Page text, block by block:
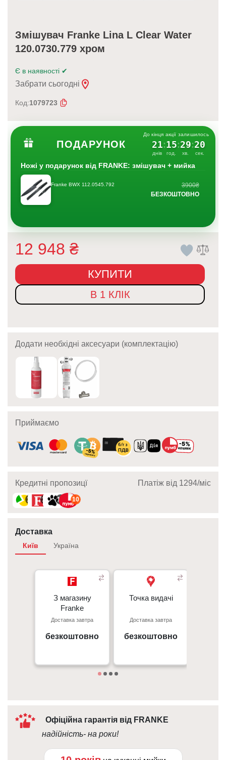
Змішувач Franke Lina L Clear Water
120.0730.779 хром
Є в наявності ✔
Забрати сьогодні
Код:1079723
ПОДАРУНОК
До кінця акції залишилось
21
днів
:15
год.
:29
хв.
:19
сек.
Ножі у подарунок від FRANKE: змішувач + мийка
Franke BWX 112.0545.792
3900₴
БЕЗКОШТОВНО
12 948 ₴
КУПИТИ
В 1 КЛІК
Додати необхідні аксесуари (комплектацію)
Приймаємо
Кредитні пропозицї Платіж від 1294/мic
10 10 10 10
Доставка
Київ Україна
З магазину
Franke
Доставка завтра
безкоштовно
З магазину
Franke
Київ, пр. С. Бандери 23, ТЦ
Точка видачі
Доставка завтра
безкоштовно
Точка видачі
м. Київ пр. Відрадний, 95к
09:00 - 18:00
Офіційна гарантія від FRANKE
надійність- на роки!